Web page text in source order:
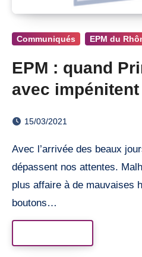
Communiqués EPM du
EPM : quand
avec impénitent
15/03/2021
Avec l’arrivée des beaux jours, certains bourgeons
dépassent nos attentes.
plus affaire à de mauvaises
boutons…